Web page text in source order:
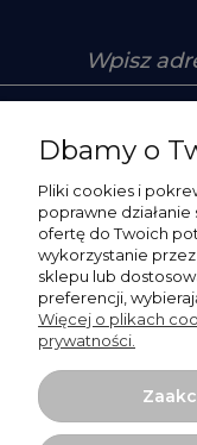
Pomoc
Moje konto
Płatności i
O nas
Dbamy o
Pliki cookies i
poprawne
ofertę do Twoich
wykorzystanie
sklepu lub
preferencji,
Więcej o plikach
prywatności.